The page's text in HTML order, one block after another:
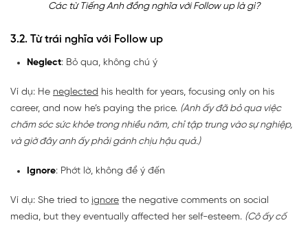
Các từ Tiếng Anh đồng nghĩa với Follow up là gì?
3.2. Từ trái nghĩa với Follow up
Neglect: Bỏ qua, không chú ý
Ví dụ: He neglected his health for years, focusing only on his
career, and now he’s paying the price. (Anh ấy đã bỏ qua việc
chăm sóc sức khỏe trong nhiều năm, chỉ tập trung vào sự nghiệp,
và giờ đây anh ấy phải gánh chịu hậu quả.)
Ignore: Phớt lờ, không để ý đến
Ví dụ: She tried to ignore the negative comments on social
media, but they eventually affected her self-esteem. (Cô ấy cố